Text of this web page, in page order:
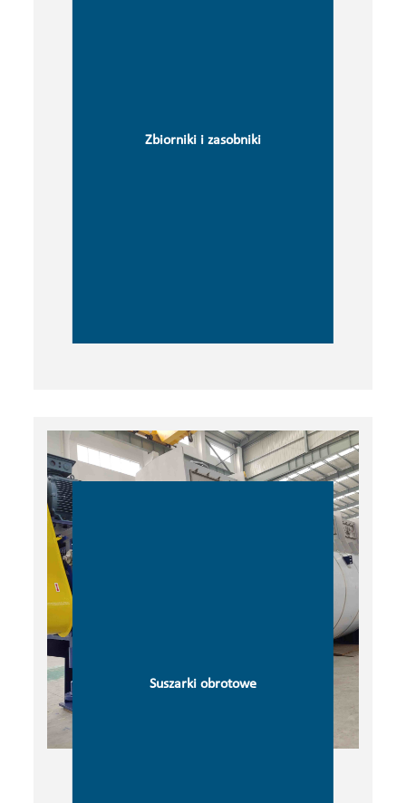
Zbiorniki i zasobniki
Suszarki obrotowe